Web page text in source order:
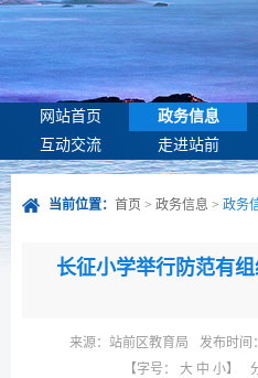
网站首页 政务信息
互动交流
走进站前
当前位置： 首页 > 政务信息 > 政务
长征小学举行防范有
来源： 站前区教育局 发布时间
【字号： 大 中 小】